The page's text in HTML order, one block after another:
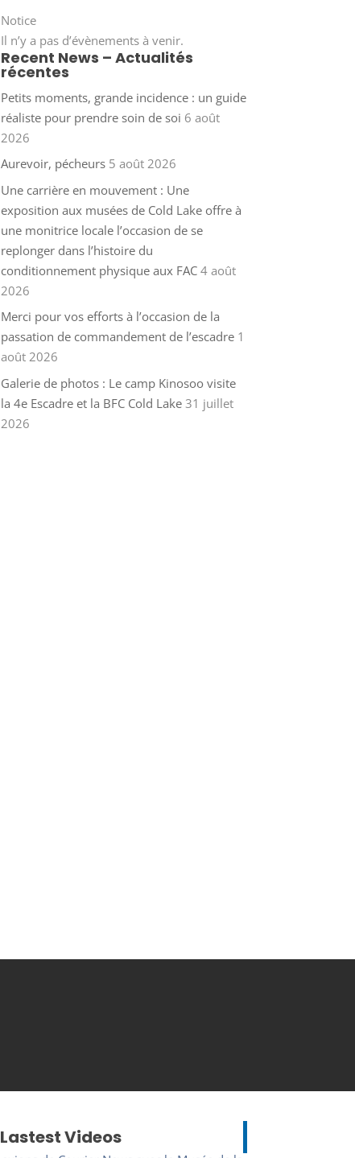
Notice
Il n’y a pas d’évènements à venir.
Recent News – Actualités
récentes
Petits moments, grande incidence : un guide
réaliste pour prendre soin de soi 6 août
2026
Aurevoir, pécheurs 5 août 2026
Une carrière en mouvement : Une
exposition aux musées de Cold Lake offre à
une monitrice locale l’occasion de se
replonger dans l’histoire du
conditionnement physique aux FAC 4 août
2026
Merci pour vos efforts à l’occasion de la
passation de commandement de l’escadre 1
août 2026
Galerie de photos : Le camp Kinosoo visite
la 4e Escadre et la BFC Cold Lake 31 juillet
2026
Lastest Videos